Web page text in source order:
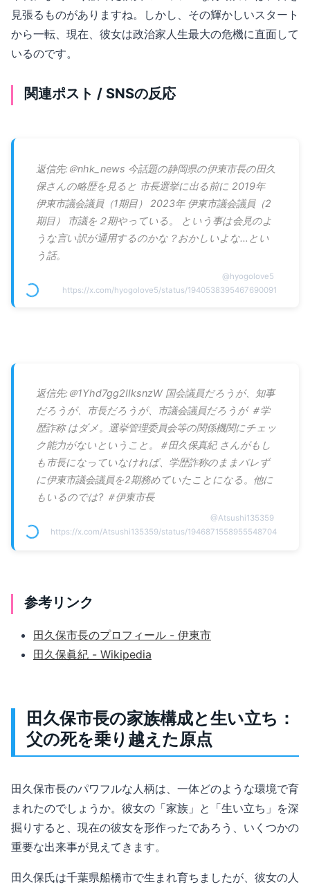
見張るものがありますね。しかし、その輝かしいスタート
から一転、現在、彼女は政治家人生最大の危機に直面して
いるのです。
関連ポスト / SNSの反応
返信先:＠nhk_news 今話題の静岡県の伊東市長の田久
保さんの略歴を見ると 市長選挙に出る前に 2019年
伊東市議会議員（1期目） 2023年 伊東市議会議員（2
期目） 市議を２期やっている。 という事は会見のよ
うな言い訳が通用するのかな？おかしいよな…とい
う話。
@hyogolove5
https://x.com/hyogolove5/status/1940538395467690091
返信先:＠1Yhd7gg2IIksnzW 国会議員だろうが、知事
だろうが、市長だろうが、市議会議員だろうが ＃学
歴詐称 はダメ。選挙管理委員会等の関係機関にチェッ
ク能力がないということ。＃田久保真紀 さんがもし
も市長になっていなければ、学歴詐称のままバレず
に伊東市議会議員を2期務めていたことになる。他に
もいるのでは? ＃伊東市長
@Atsushi135359
https://x.com/Atsushi135359/status/1946871558955548704
参考リンク
田久保市長のプロフィール - 伊東市
田久保眞紀 - Wikipedia
田久保市長の家族構成と生い立ち：
父の死を乗り越えた原点
田久保市長のパワフルな人柄は、一体どのような環境で育
まれたのでしょうか。彼女の「家族」と「生い立ち」を深
掘りすると、現在の彼女を形作ったであろう、いくつかの
重要な出来事が見えてきます。
田久保氏は千葉県船橋市で生まれ育ちましたが、彼女の人